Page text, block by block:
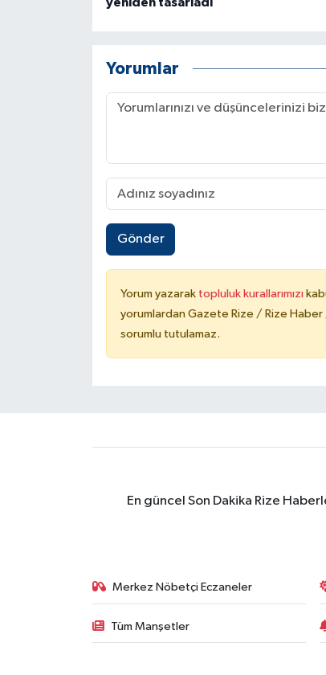
Yorumlar
Gönder
Yorum yazarak topluluk kurallarımızı
yorumlardan Gazete Rize / Rize
sorumlu tutulamaz.
En güncel Son Dakika Rize
Merkez Nöbetçi Eczaneler
Tüm Manşetler